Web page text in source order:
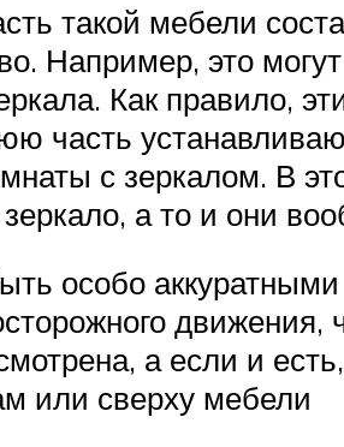
такой мебели
Например, это
Как правило,
часть
с зеркалом. В
зеркало, а то и они
особо
а если и
или сверху мебели